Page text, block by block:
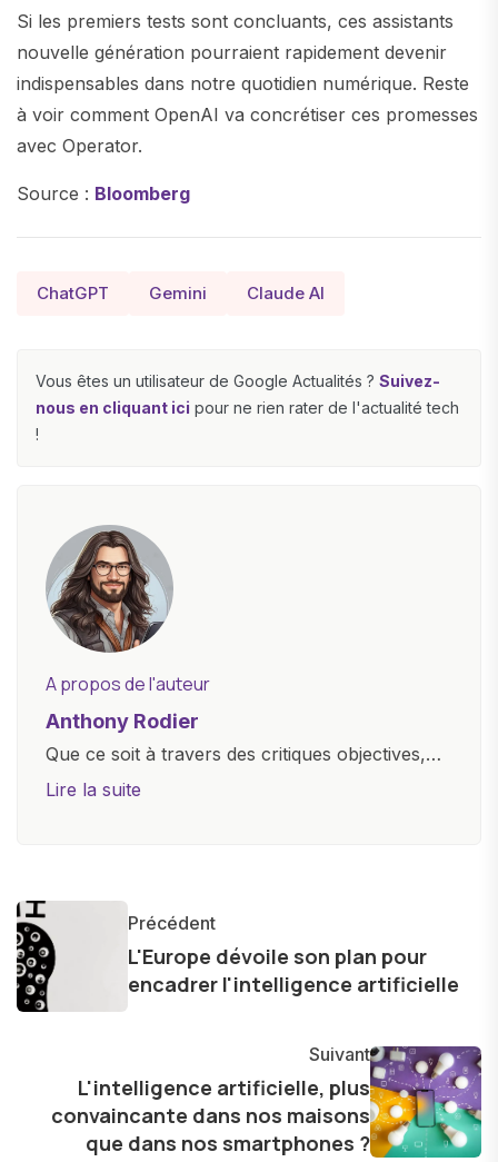
Si les premiers tests sont concluants, ces assistants
nouvelle génération pourraient rapidement devenir
indispensables dans notre quotidien numérique. Reste
à voir comment OpenAI va concrétiser ces promesses
avec Operator.
Source : Bloomberg
ChatGPT Gemini Claude AI
Vous êtes un utilisateur de Google Actualités ? Suivez-
nous en cliquant ici pour ne rien rater de l'actualité tech
!
A propos de l'auteur
Anthony Rodier
Que ce soit à travers des critiques objectives,
des guides d'achat ou des analyses
lumière les aspects pratiques de ces
innovations. Mon travail consiste également à
partager des réflexions sur l'impact de la
technologie sur notre vie quotidienne et à
Lire la suite
Précédent
L'Europe dévoile son plan pour
encadrer l'intelligence artificielle
Suivant
L'intelligence artificielle, plus
convaincante dans nos maisons
que dans nos smartphones ?